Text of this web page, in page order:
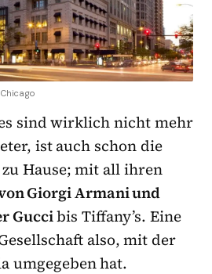
sind wirklich nicht mehr
ist auch schon die
Hause; mit all ihren
Giorgi Armani und
Guccibis Tiffany’s. Eine
also, mit der
umgegeben hat.